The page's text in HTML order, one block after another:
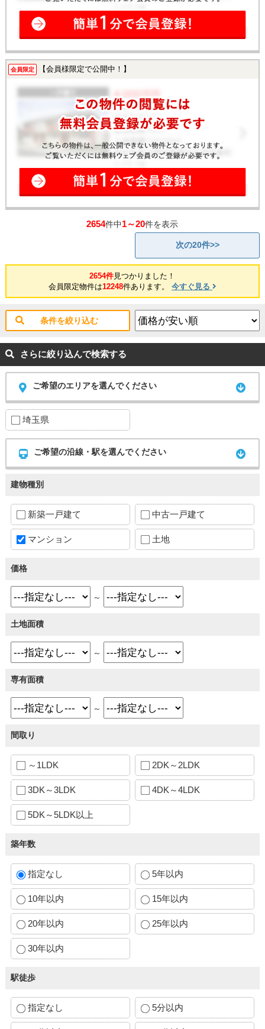
会員限定 【会員様限定で公開中！】
2654件中1～20件を表示
次の20件>>
2654件見つかりました！
会員限定物件は12248件あります。 今すぐ見る
条件を絞り込む
さらに絞り込んで検索する
ご希望のエリアを選んでください
埼玉県
ご希望の沿線・駅を選んでください
建物種別
新築一戸建て 中古一戸建て
マンション 土地
価格
～
土地面積
～
専有面積
～
間取り
～1LDK 2DK～2LDK
3DK～3LDK 4DK～4LDK
5DK～5LDK以上
築年数
指定なし 5年以内
10年以内 15年以内
20年以内 25年以内
30年以内
駅徒歩
指定なし 5分以内